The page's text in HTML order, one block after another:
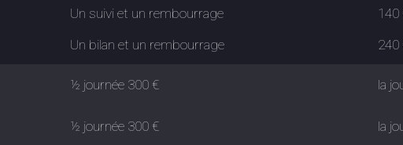
Un suivi et un rembourrage
140
Un bilan et un rembourrage 240
½ journée 300 € la
½ journée 300 € la